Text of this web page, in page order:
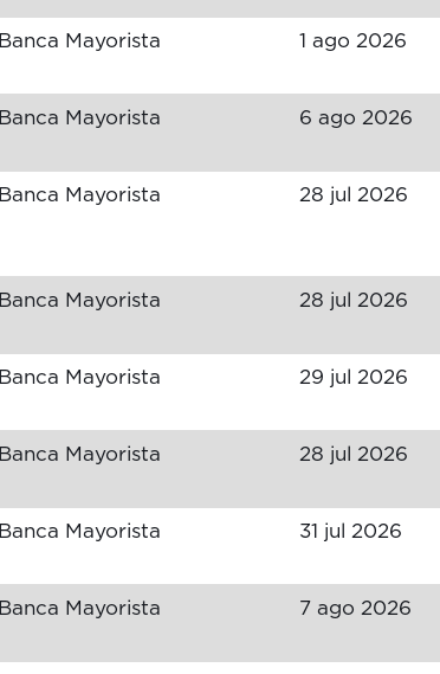
Banca Mayorista 1 ago 2026
Banca Mayorista 6 ago 2026
Banca Mayorista 28 jul 2026
Banca Mayorista 28 jul 2026
Banca Mayorista 29 jul 2026
Banca Mayorista 28 jul 2026
Banca Mayorista 31 jul 2026
Banca Mayorista 7 ago 2026